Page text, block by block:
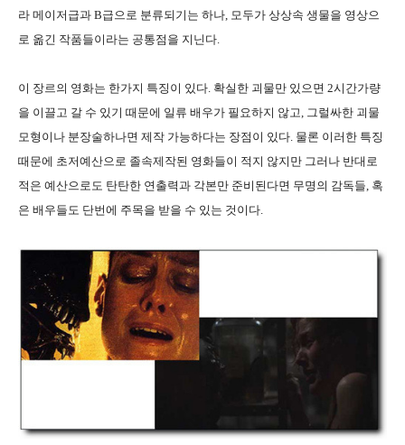
라 메이저급과 B급으로 분류되기는 하나, 모두가 상상속 생물을 영상으
로 옮긴 작품들이라는 공통점을 지닌다.
이 장르의 영화는 한가지 특징이 있다. 확실한 괴물만 있으면 2시간가량
을 이끌고 갈 수 있기 때문에 일류 배우가 필요하지 않고, 그럴싸한 괴물
모형이나 분장술하나면 제작 가능하다는 장점이 있다. 물론 이러한 특징
때문에 초저예산으로 졸속제작된 영화들이 적지 않지만 그러나 반대로
적은 예산으로도 탄탄한 연출력과 각본만 준비된다면 무명의 감독들, 혹
은 배우들도 단번에 주목을 받을 수 있는 것이다.